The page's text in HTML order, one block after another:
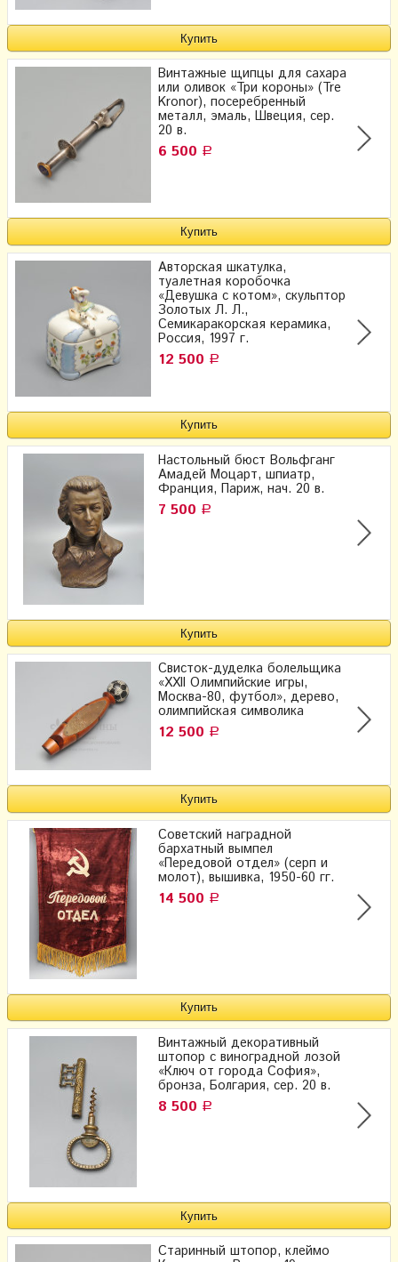
Винтажные щипцы для сахара
или оливок «Три короны» (Tre
Kronor), посеребренный
металл, эмаль, Швеция, сер.
20 в.
6 500 Р
Авторская шкатулка,
туалетная коробочка
«Девушка с котом», скульптор
Золотых Л. Л.,
Семикаракорская керамика,
Россия, 1997 г.
12 500 Р
Настольный бюст Вольфганг
Амадей Моцарт, шпиатр,
Франция, Париж, нач. 20 в.
7 500 Р
Свисток-дуделка болельщика
«XXII Олимпийские игры,
Москва-80, футбол», дерево,
олимпийская символика
12 500 Р
Советский наградной
бархатный вымпел
«Передовой отдел» (серп и
молот), вышивка, 1950-60 гг.
14 500 Р
Винтажный декоративный
штопор с виноградной лозой
«Ключ от города София»,
бронза, Болгария, сер. 20 в.
8 500 Р
Старинный штопор, клеймо